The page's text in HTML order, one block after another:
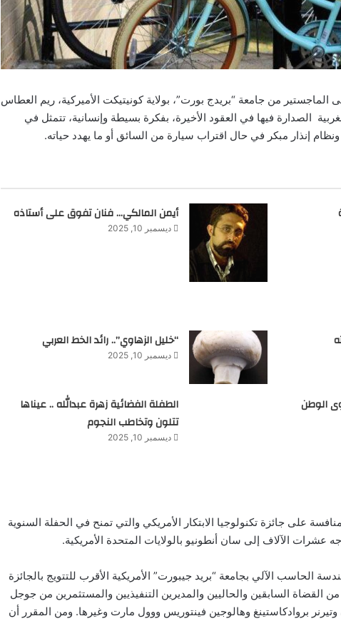
من جامعة “بريدج بورت”، بولاية كونيتيكت الأميركية، ريم العطاس
الصدارة فيها في العقود الأخيرة، بفكرة بسيطة وإنسانية، تتمثل في
إنذار مبكر في حال اقتراب سيارة من السائق أو ما يهدد حياته.
أيمن المالكي… فنان تفوق على أستاذه
ديسمبر 10, 2025
“خليل الزهاوي”.. رائد الخط العربي
ديسمبر 10, 2025
الوطن
الطفلة الفضائية زهرة عبدالله .. عيناها
تتلون وتخاطب النجوم
ديسمبر 10, 2025
على جائزة تكنولوجيا الابتكار الأمريكي والتي تمنح في الحفلة السنوية
عشرات الآلاف إلى سان أنطونيو بالولايات المتحدة الأمريكية.
الحاسب الآلي بجامعة “بريد جيبورت” الأمريكية الأقرب للتتويج بالجائزة
من القضاة السابقين والحاليين والمديرين التنفيذيين والمستثمرين من جوجل
بروادكاستينغ وهالوجين فينتوريس ووول مارت وغيرها. ومن المقرر أن